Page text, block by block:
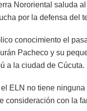
Nororiental saluda
por la defensa del
conocimiento el
Pacheco y su
a la ciudad de Cúcuta.
el ELN no tiene
consideración con la